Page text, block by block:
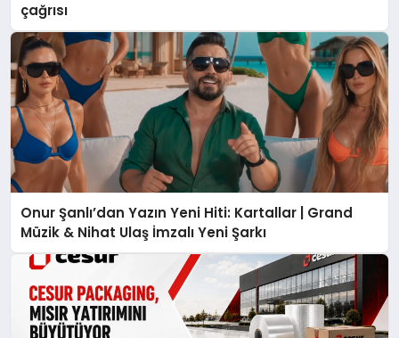
çağrısı
Onur Şanlı’dan Yazın Yeni Hiti: Kartallar | Grand
Müzik & Nihat Ulaş İmzalı Yeni Şarkı